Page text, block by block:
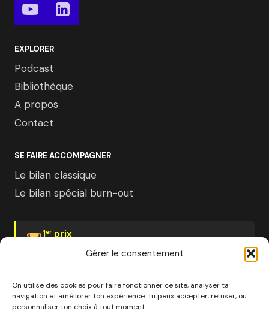
Gérer le consentement
On utilise des cookies pour faire fonctionner ce site, analyser ta
navigation et améliorer ton expérience. Tu peux accepter, refuser, ou
personnaliser ton choix à tout moment.
EXPLORER
Podcast
Bibliothèque
A propos
Contact
SE FAIRE ACCOMPAGNER
Le bilan classique
Le bilan spécial burn-out
1er prix